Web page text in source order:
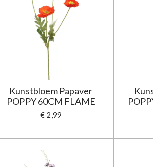
Kunstbloem Papaver
POPPY 60CM FLAME
€ 2,99